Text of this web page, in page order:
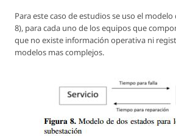
Para este caso de estudios se uso el
8), para cada uno de los equipos que
que no existe información operativa ni
modelos mas complejos.